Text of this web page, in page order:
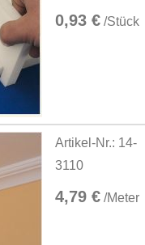
0,93 € /Stück
Artikel-Nr.: 14-
3110
4,79 € /Meter